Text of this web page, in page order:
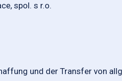
spol. s r.o.
und der Transfer von